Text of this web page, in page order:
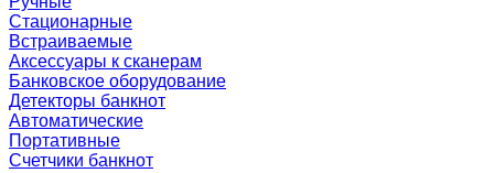
Стационарные
Встраиваемые
Аксессуары к сканерам
Банковское оборудование
Детекторы банкнот
Автоматические
Портативные
Счетчики банкнот